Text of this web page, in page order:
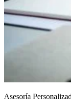
Asesoría